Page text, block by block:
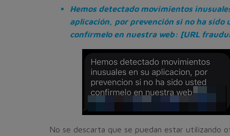
Hemos detectado movimientos
aplicación, por prevención si no ha sido
confírmelo en nuestra web: [URL
No se descarta que se puedan estar utilizando